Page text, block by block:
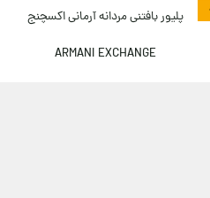
پلیور بافتنی مردانه آرمانی اکسچنج
ARMANI EXCHANGE